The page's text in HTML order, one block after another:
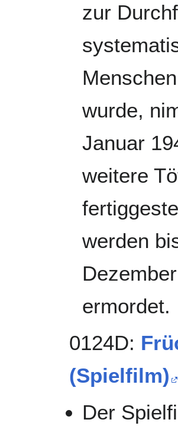
zur
wurde,
Januar
weitere
werden
ermordet.
0124D:
(Spielfilm)
Der